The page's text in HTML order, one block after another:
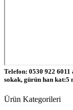
Telefon: 0530 922
sokak, gürün han kat:5
Ürün Kategorileri